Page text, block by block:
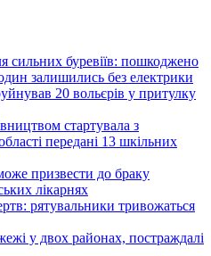
сильних буревіїв: пошкоджено
залишились без електрики
20 вольєрів у притулку
стартувала з
передані 13 шкільних
призвести до браку
лікарнях
рятувальники тривожаться
у двох районах, постраждалі